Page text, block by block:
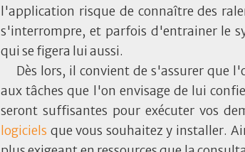
l'application risque de connaître des
s'interrompre, et parfois d'entrainer le
qui se figera lui aussi.
Dès lors, il convient de s'assurer que
aux tâches que l'on envisage de lui
seront suffisantes pour exécuter vos
logiciels que vous souhaitez y installer.